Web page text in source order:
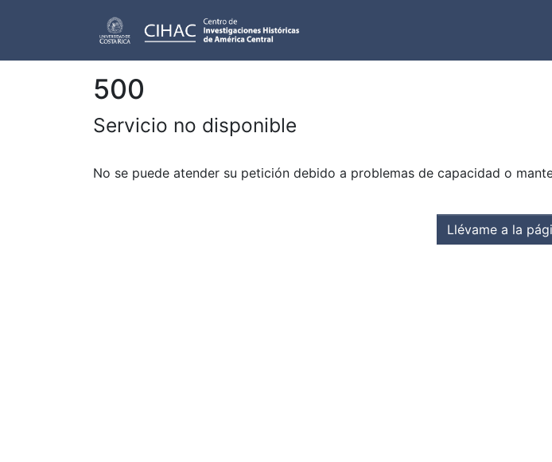
500
Servicio no disponible
No se puede atender su petición debido a problemas de capacidad o
Llévame a la